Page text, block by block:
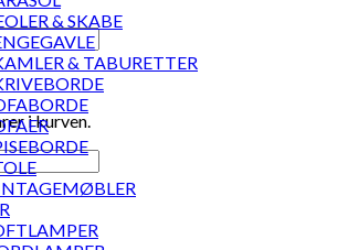
i kurven.
& SKABE
& TABURETTER